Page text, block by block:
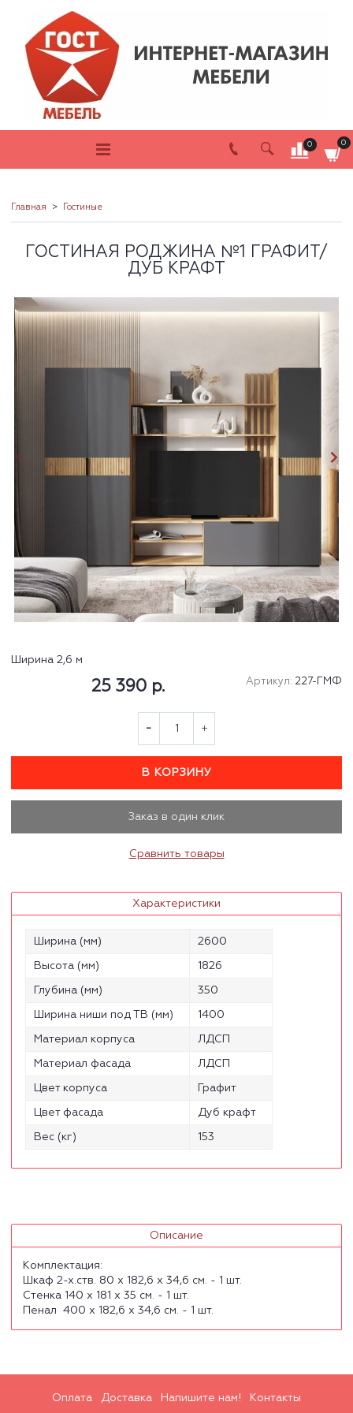
0 0
Главная Гостиные
ГОСТИНАЯ РОДЖИНА №1 ГРАФИТ/
ДУБ КРАФТ
Ширина 2,6 м
Артикул: 227-ГМФ
25 390 р.
В КОРЗИНУ
Заказ в один клик
Сравнить товары
Характеристики
Ширина (мм) 2600
Высота (мм) 1826
Глубина (мм) 350
Ширина ниши под ТВ (мм) 1400
Материал корпуса ЛДСП
Материал фасада ЛДСП
Цвет корпуса Графит
Цвет фасада Дуб крафт
Вес (кг) 153
Описание
Комплектация:
Шкаф 2-х.ств. 80 х 182,6 х 34,6 см. - 1 шт.
Стенка 140 х 181 х 35 см. - 1 шт.
Пенал 400 х 182,6 х 34,6 см. - 1 шт.
Оплата Доставка Напишите нам! Контакты